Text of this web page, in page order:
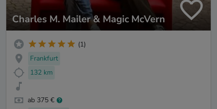
Charles M. Mailer & Magic McVern
(1)
Frankfurt
132 km
ab 375 €